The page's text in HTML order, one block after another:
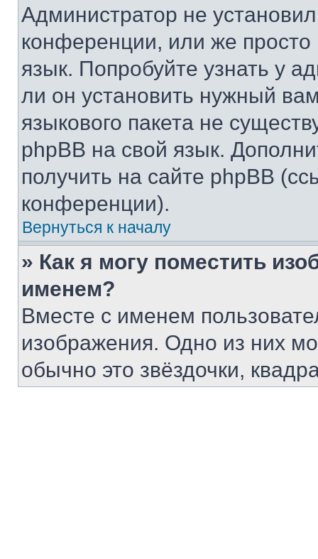
Администратор не
конференции, или же
язык. Попробуйте узнать у
ли он установить нужный
языкового пакета не
phpBB на свой язык.
получить на сайте phpBB
конференции).
Вернуться к началу
» Как я могу поместить
именем?
Вместе с именем
изображения. Одно из них
обычно это звёздочки,